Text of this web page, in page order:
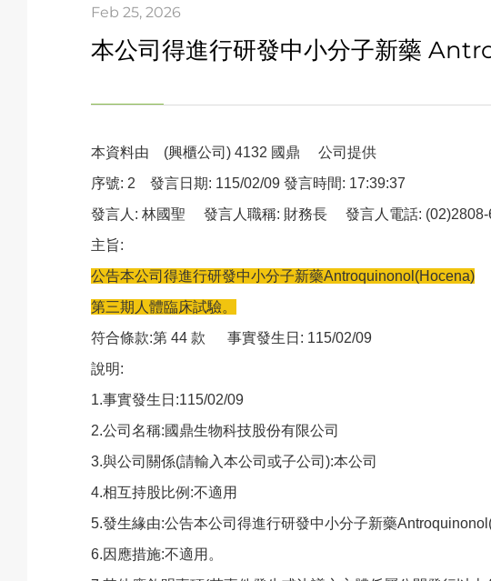
Feb 25, 2026
本公司得進行研發中小分子新藥
本資料由 (興櫃公司) 4132 國鼎 公司提供
序號: 2 發言日期: 115/02/09 發言時間: 17:39:37
發言人: 林國聖 發言人職稱: 財務長 發言人電話: (02)2808-
主旨:
公告本公司得進行研發中小分子新藥Antroquinonol(Hocena)
第三期人體臨床試驗。
符合條款:第 44 款 事實發生日: 115/02/09
說明:
1.事實發生日:115/02/09
2.公司名稱:國鼎生物科技股份有限公司
3.與公司關係(請輸入本公司或子公司):本公司
4.相互持股比例:不適用
5.發生緣由:公告本公司得進行研發中小分子新藥
6.因應措施:不適用。